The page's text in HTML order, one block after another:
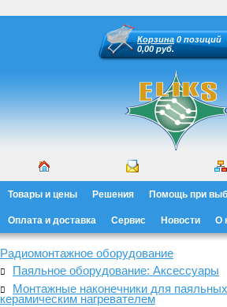
Корзина 0 позиций
0,00 руб.
Товары и цены Решения Помощь при
Оплата и доставка Сервис Новости О
Радиомонтажное оборудование
Паяльное оборудование: Аксессуары
Монтажные наконечники для
керамическим нагревателем